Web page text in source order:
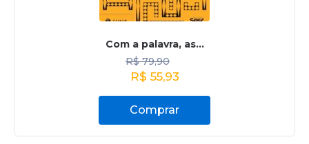
Com a palavra, as...
R$79,90
R$ 55,93
Comprar